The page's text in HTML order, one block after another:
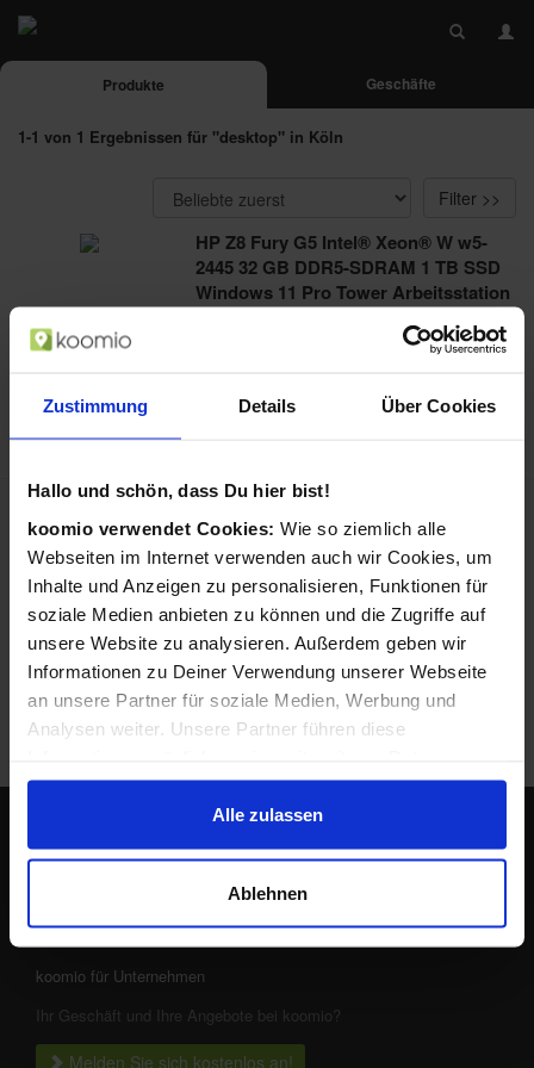
Zustimmung Details Über Cookies
Hallo und schön, dass Du hier bist!
koomio verwendet Cookies: Wie so ziemlich alle
Webseiten im Internet verwenden auch wir Cookies, um
Inhalte und Anzeigen zu personalisieren, Funktionen für
soziale Medien anbieten zu können und die Zugriffe auf
unsere Website zu analysieren. Außerdem geben wir
Informationen zu Deiner Verwendung unserer Webseite
an unsere Partner für soziale Medien, Werbung und
Analysen weiter. Unsere Partner führen diese
zusammen, die Du ihnen bereitgestellt hast oder die sie
im Rahmen Deiner Nutzung der Dienste gesammelt
haben.
Alle zulassen
Ablehnen
Produkte Geschäfte
1-1 von 1 Ergebnissen für "desktop" in Köln
Filter >>
HP Z8 Fury G5 Intel® Xeon® W w5-
2445 32 GB DDR5-SDRAM 1 TB SSD
Windows 11 Pro Tower Arbeitsstation
ab 6368,88 €
« 1 «
Das Produkt alternativ suchen bei:
Lokale Angebote in Deiner Nähe
koomio für Unternehmen
Ihr Geschäft und Ihre Angebote bei koomio?
Melden Sie sich kostenlos an!